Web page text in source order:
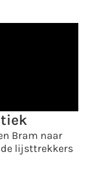
Bram naar
de lijsttrekkers